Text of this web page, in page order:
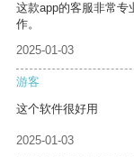
这款app的客服非常专
作。
2025-01-03
游客
这个软件很好用
2025-01-03